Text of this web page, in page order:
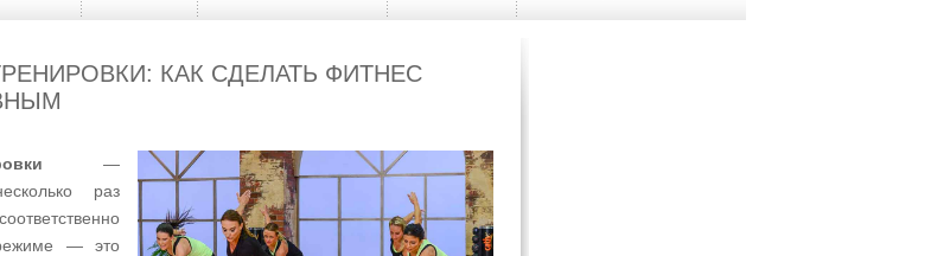
КАК СДЕЛАТЬ ФИТНЕС
—
раз
— это